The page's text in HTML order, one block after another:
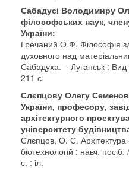
Сабадусі Володимиру
філософських наук,
України:
Гречаний О.Ф. Філософія
духовного над
Сабадуха. – Луганськ :
211 с.
Слєпцову Олегу
України, професору,
архітектурного
університету
Слєпцов, О. С. Архітектура
біотехнологій : навч.
с. : іл.